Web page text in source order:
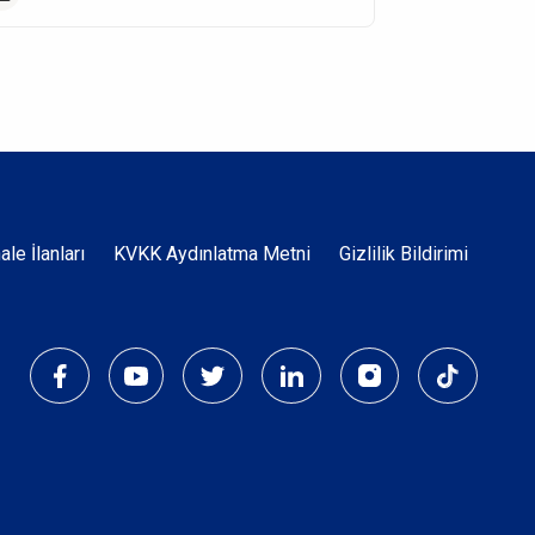
İlanları KVKK Aydınlatma Metni Gizlilik Bildirimi